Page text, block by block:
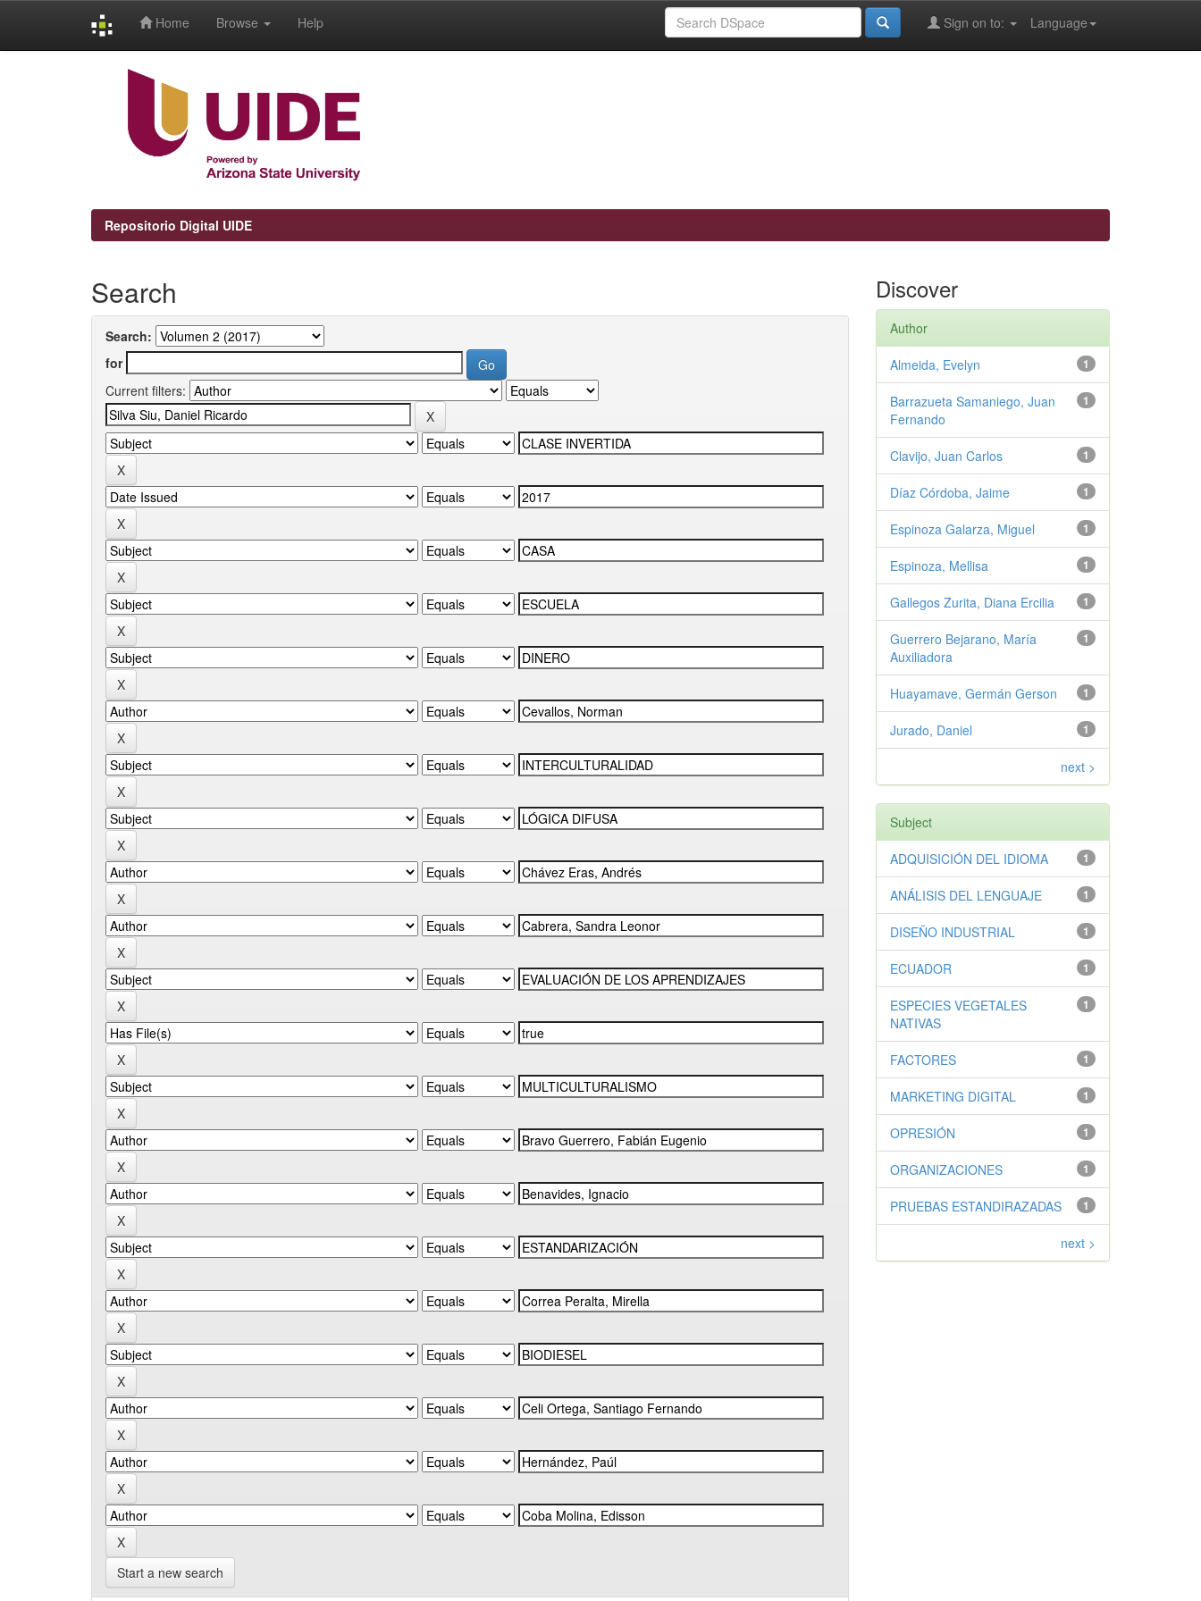
Home Browse Help Language
Sign on to:
Repositorio Digital UIDE
Search
Search:
for
Current filters:
Start a new search
Discover
Author
1
Almeida, Evelyn
1
Barrazueta Samaniego, Juan
Fernando
1
Clavijo, Juan Carlos
1
Díaz Córdoba, Jaime
1
Espinoza Galarza, Miguel
1
Espinoza, Mellisa
1
Gallegos Zurita, Diana Ercilia
1
Guerrero Bejarano, María
Auxiliadora
1
Huayamave, Germán Gerson
1
Jurado, Daniel
next >
Subject
1
ADQUISICIÓN DEL IDIOMA
1
ANÁLISIS DEL LENGUAJE
1
DISEÑO INDUSTRIAL
1
ECUADOR
1
ESPECIES VEGETALES
NATIVAS
1
FACTORES
1
MARKETING DIGITAL
1
OPRESIÓN
1
ORGANIZACIONES
1
PRUEBAS ESTANDIRAZADAS
next >